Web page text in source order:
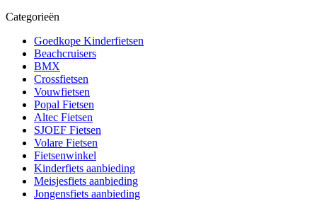
Categorieën
Goedkope Kinderfietsen
Beachcruisers
BMX
Crossfietsen
Vouwfietsen
Popal Fietsen
Altec Fietsen
SJOEF Fietsen
Volare Fietsen
Fietsenwinkel
Kinderfiets aanbieding
Meisjesfiets aanbieding
Jongensfiets aanbieding